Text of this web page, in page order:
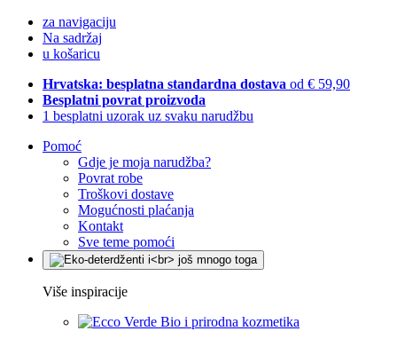
za navigaciju
Na sadržaj
u košaricu
Hrvatska: besplatna standardna dostava od € 59,90
Besplatni povrat proizvoda
1 besplatni uzorak uz svaku narudžbu
Pomoć
Gdje je moja narudžba?
Povrat robe
Troškovi dostave
Mogućnosti plaćanja
Kontakt
Sve teme pomoći
Više inspiracije
Bio i prirodna kozmetika